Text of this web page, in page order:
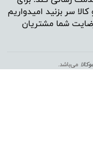
سر بزنید امیدواریم
شما مشتریان
می‌باشد.